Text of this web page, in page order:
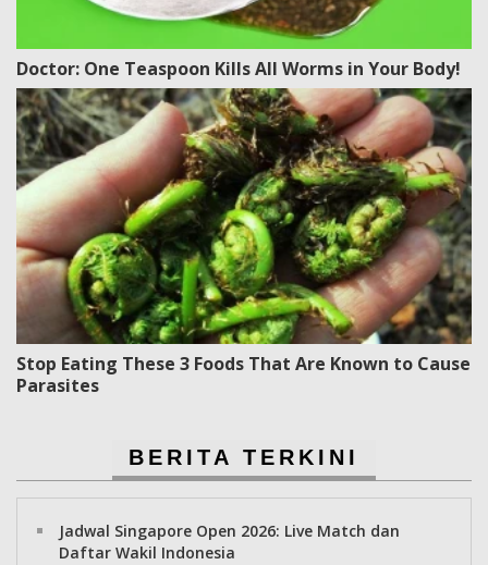
Doctor: One Teaspoon Kills All Worms in Your Body!
Stop Eating These 3 Foods That Are Known to Cause
Parasites
BERITA TERKINI
Jadwal Singapore Open 2026: Live Match dan
Daftar Wakil Indonesia